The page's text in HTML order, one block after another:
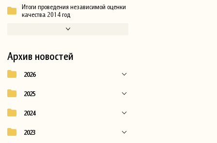
Итоги проведения независимой оценки
качества 2014 год
Архив новостей
2026
2025
2024
2023